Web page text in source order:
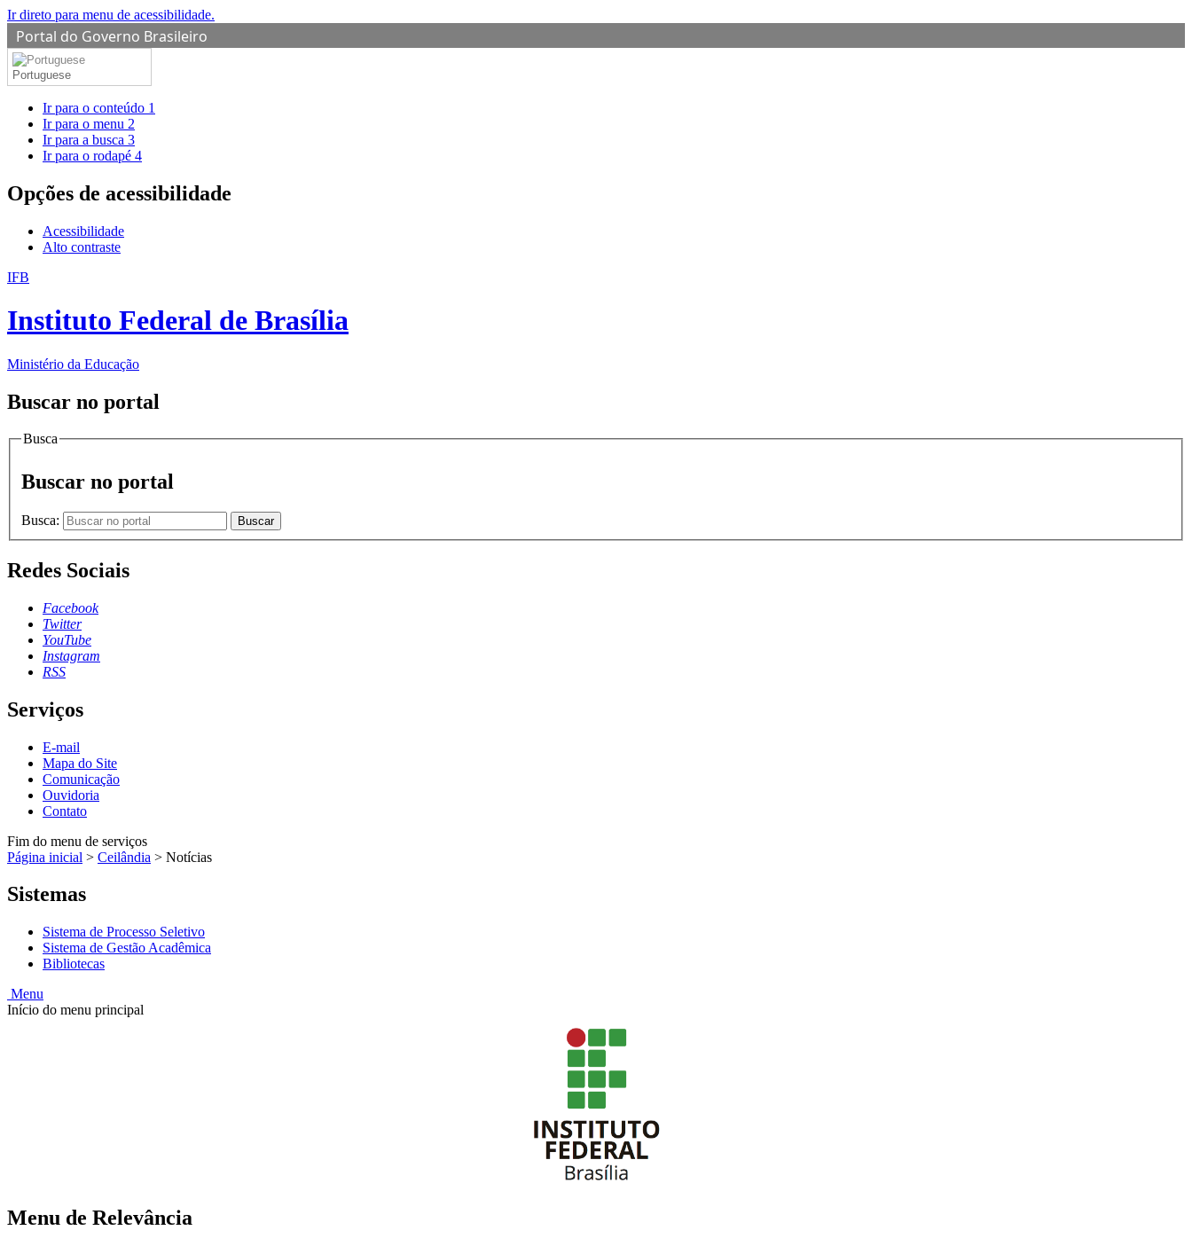
Ir direto para menu de acessibilidade.
Portal do Governo Brasileiro
Portuguese
Ir para o conteúdo 1
Ir para o menu 2
Ir para a busca 3
Ir para o rodapé 4
Opções de acessibilidade
Acessibilidade
Alto contraste
IFB
Instituto Federal de Brasília
Ministério da Educação
Buscar no portal
Busca
Buscar no portal
Busca: Buscar
Redes Sociais
Facebook
Twitter
YouTube
Instagram
RSS
Serviços
E-mail
Mapa do Site
Comunicação
Ouvidoria
Contato
Fim do menu de serviços
Página inicial > Ceilândia > Notícias
Sistemas
Sistema de Processo Seletivo
Sistema de Gestão Acadêmica
Bibliotecas
Menu
Início do menu principal
Menu de Relevância